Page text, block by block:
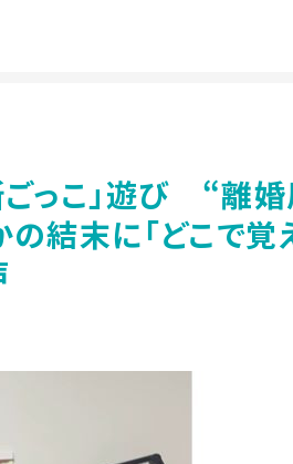
っこ」遊び “離
結末に「どこで覚